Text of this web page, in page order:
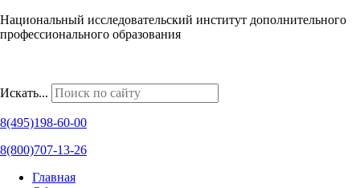
Национальный исследовательский институт дополнительного
профессионального образования
Искать...
8(495)198-60-00
8(800)707-13-26
Главная